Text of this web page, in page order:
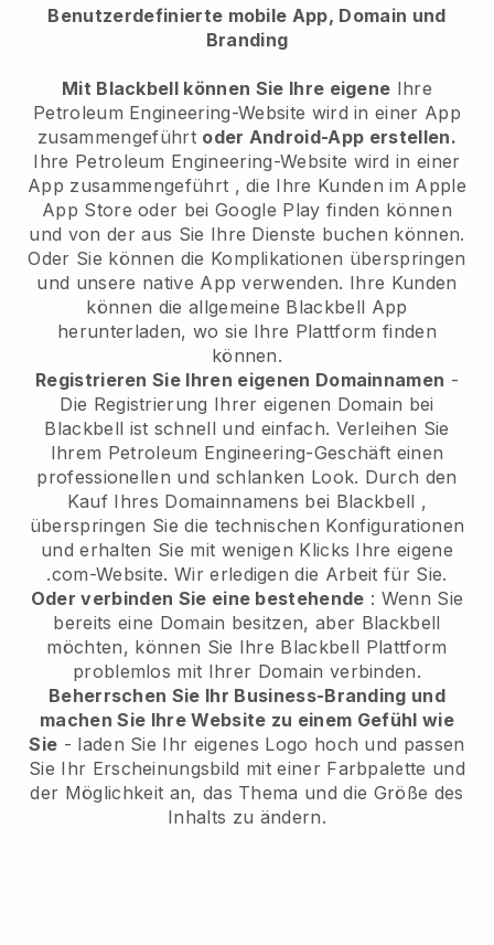
Benutzerdefinierte mobile App, Domain und
Branding
Mit Blackbell können Sie Ihre eigene Ihre
Petroleum Engineering-Website wird in einer App
zusammengeführt oder Android-App erstellen.
Ihre Petroleum Engineering-Website wird in einer
App zusammengeführt , die Ihre Kunden im Apple
App Store oder bei Google Play finden können
und von der aus Sie Ihre Dienste buchen können.
Oder Sie können die Komplikationen überspringen
und unsere native App verwenden. Ihre Kunden
können die allgemeine Blackbell App
herunterladen, wo sie Ihre Plattform finden
können.
Registrieren Sie Ihren eigenen Domainnamen -
Die Registrierung Ihrer eigenen Domain bei
Blackbell ist schnell und einfach. Verleihen Sie
Ihrem Petroleum Engineering-Geschäft einen
professionellen und schlanken Look. Durch den
Kauf Ihres Domainnamens bei Blackbell ,
überspringen Sie die technischen Konfigurationen
und erhalten Sie mit wenigen Klicks Ihre eigene
.com-Website. Wir erledigen die Arbeit für Sie.
Oder verbinden Sie eine bestehende : Wenn Sie
bereits eine Domain besitzen, aber Blackbell
möchten, können Sie Ihre Blackbell Plattform
problemlos mit Ihrer Domain verbinden.
Beherrschen Sie Ihr Business-Branding und
machen Sie Ihre Website zu einem Gefühl wie
Sie - laden Sie Ihr eigenes Logo hoch und passen
Sie Ihr Erscheinungsbild mit einer Farbpalette und
der Möglichkeit an, das Thema und die Größe des
Inhalts zu ändern.